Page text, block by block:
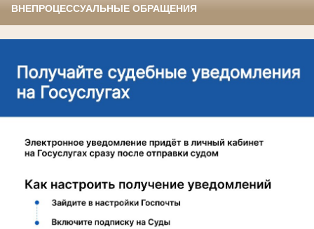
ВНЕПРОЦЕССУАЛЬНЫЕ ОБРАЩЕНИЯ